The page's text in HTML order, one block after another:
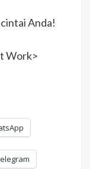
Anda!
Work>